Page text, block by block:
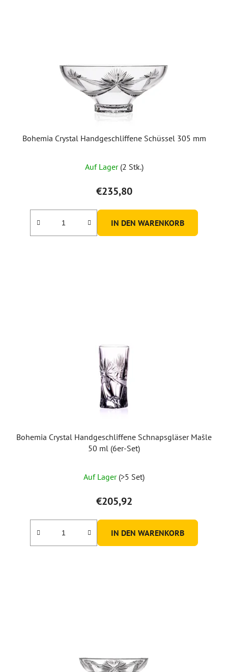
Bohemia Crystal Handgeschliffene Schüssel 305 mm
Auf Lager (2 Stk.)
€235,80
IN DEN WARENKORB
Bohemia Crystal Handgeschliffene Schnapsgläser Mašle
50 ml (6er-Set)
Auf Lager (>5 Set)
€205,92
IN DEN WARENKORB